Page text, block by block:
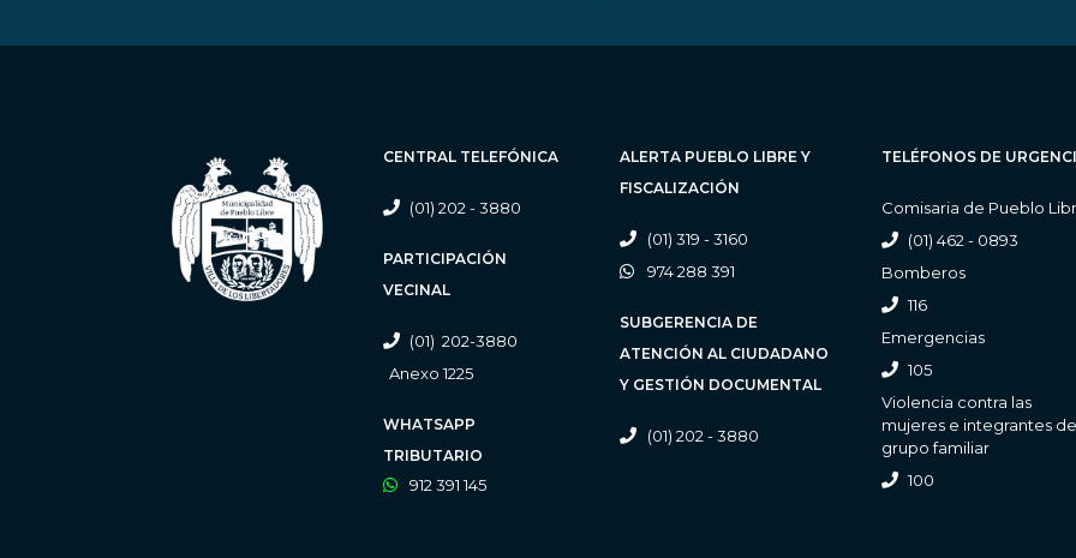
CENTRAL TELEFÓNICA
(01) 202 - 3880
PARTICIPACIÓN
VECINAL
(01) 202-3880
Anexo 1225
WHATSAPP
TRIBUTARIO
912 391 145
ALERTA PUEBLO LIBRE Y
FISCALIZACIÓN
(01) 319 - 3160
974 288 391
SUBGERENCIA DE
ATENCIÓN AL CIUDADANO
Y GESTIÓN DOCUMENTAL
(01) 202 - 3880
TELÉFONOS DE
Comisaria de Pueblo
(01) 462 - 0893
Bomberos
116
Emergencias
105
Violencia contra las
mujeres e integrantes
grupo familiar
100